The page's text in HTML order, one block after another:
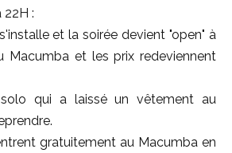
22H :
et la soirée devient "open" à
Macumba et les prix redeviennent
qui a laissé un vêtement au
gratuitement au Macumba en